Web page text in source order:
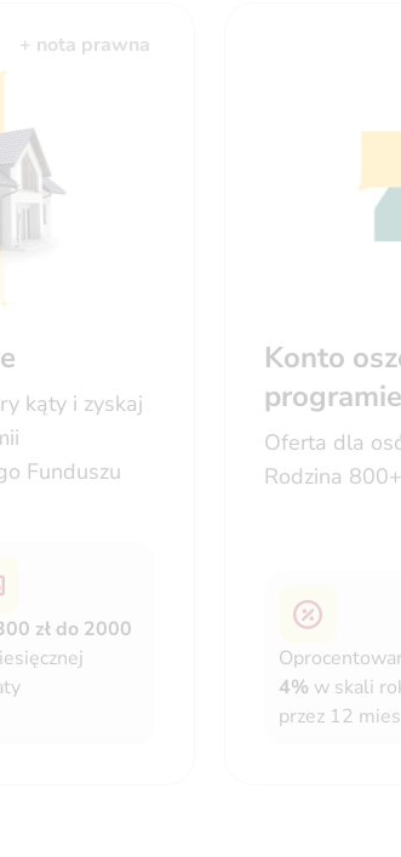
+ nota prawna
kąty i zyskaj
Funduszu
zł do 2000
Konto
Oferta dla
Rodzina
4% w skali
przez 12